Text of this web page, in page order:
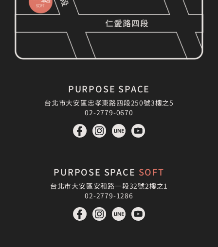
PURPOSE SPACE
台北市大安區忠孝東路四段250號3樓之5
02-2779-0670
PURPOSE SPACE SOFT
台北市大安區安和路一段32號2樓之1
02-2779-1286